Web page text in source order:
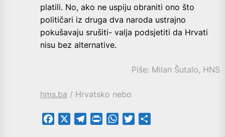
platili. No, ako ne uspiju obraniti ono što
političari iz druga dva naroda ustrajno
pokušavaju srušiti- valja podsjetiti da Hrvati
nisu bez alternative.
Piše: Milan Šutalo, HNS
hms.ba / Hrvatsko nebo
Facebook TelegramPrintFriendly
WhatsApp
Twitter